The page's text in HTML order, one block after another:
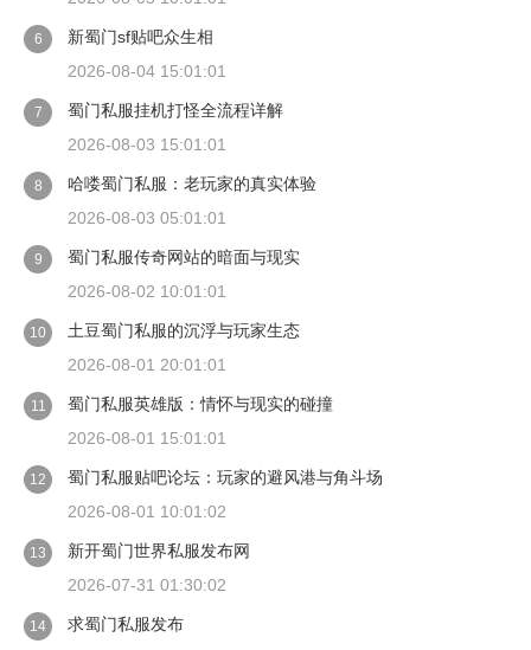
6
新蜀门sf贴吧众生相
2026-08-04 15:01:01
7
蜀门私服挂机打怪全流程详解
2026-08-03 15:01:01
8
哈喽蜀门私服：老玩家的真实体验
2026-08-03 05:01:01
9
蜀门私服传奇网站的暗面与现实
2026-08-02 10:01:01
10
土豆蜀门私服的沉浮与玩家生态
2026-08-01 20:01:01
11
蜀门私服英雄版：情怀与现实的碰撞
2026-08-01 15:01:01
12
蜀门私服贴吧论坛：玩家的避风港与角斗场
2026-08-01 10:01:02
13
新开蜀门世界私服发布网
2026-07-31 01:30:02
14
求蜀门私服发布